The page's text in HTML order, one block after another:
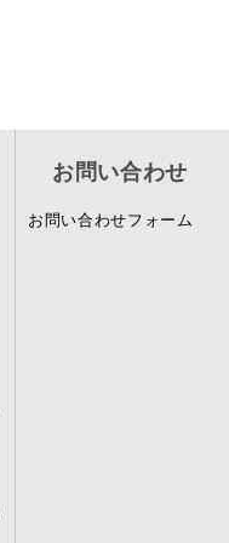
お問い合わせ
お問い合わせフォーム